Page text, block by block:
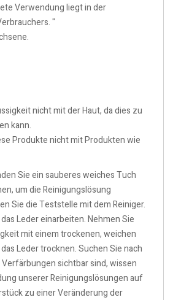
Verwendung liegt in der
"
nicht mit der Haut, da dies zu
kann.
Produkte nicht mit Produkten wie
Sie ein sauberes weiches Tuch
um die Reinigungslösung
Sie die Teststelle mit dem Reiniger.
Leder einarbeiten. Nehmen Sie
mit einem trockenen, weichen
Leder trocknen. Suchen Sie nach
sichtbar sind, wissen
unserer Reinigungslösungen auf
zu einer Veränderung der